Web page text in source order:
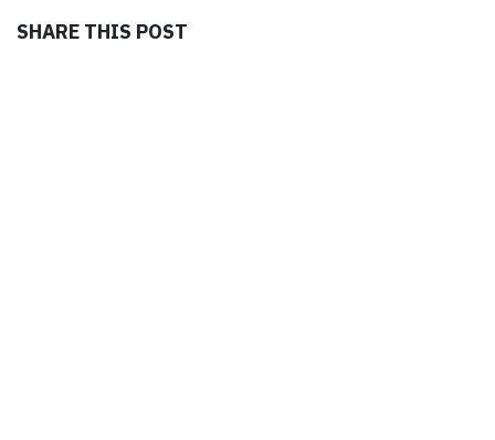
SHARE THIS POST